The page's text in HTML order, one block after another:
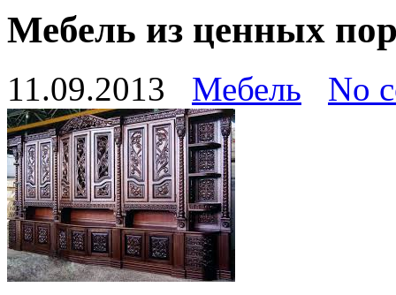
Мебель из ценных
11.09.2013 Мебель No